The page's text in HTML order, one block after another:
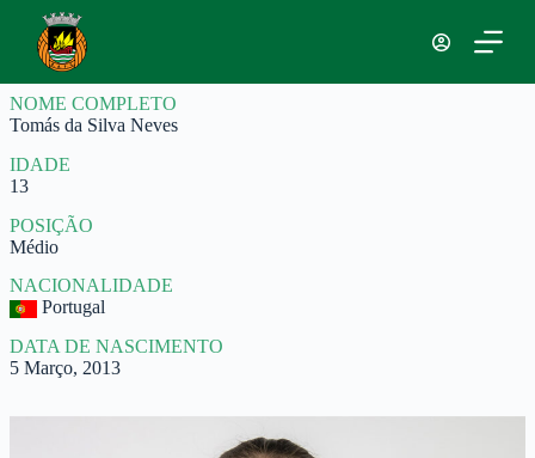
a
r
p
r
a
o
c
o
n
t
e
ú
d
NOME COMPLETO
Tomás da Silva Neves
IDADE
13
POSIÇÃO
Médio
NACIONALIDADE
Portugal
DATA DE NASCIMENTO
5 Março, 2013